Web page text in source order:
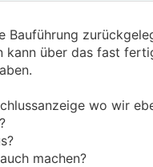
Bauführung
kann über das fast
wo wir
machen?